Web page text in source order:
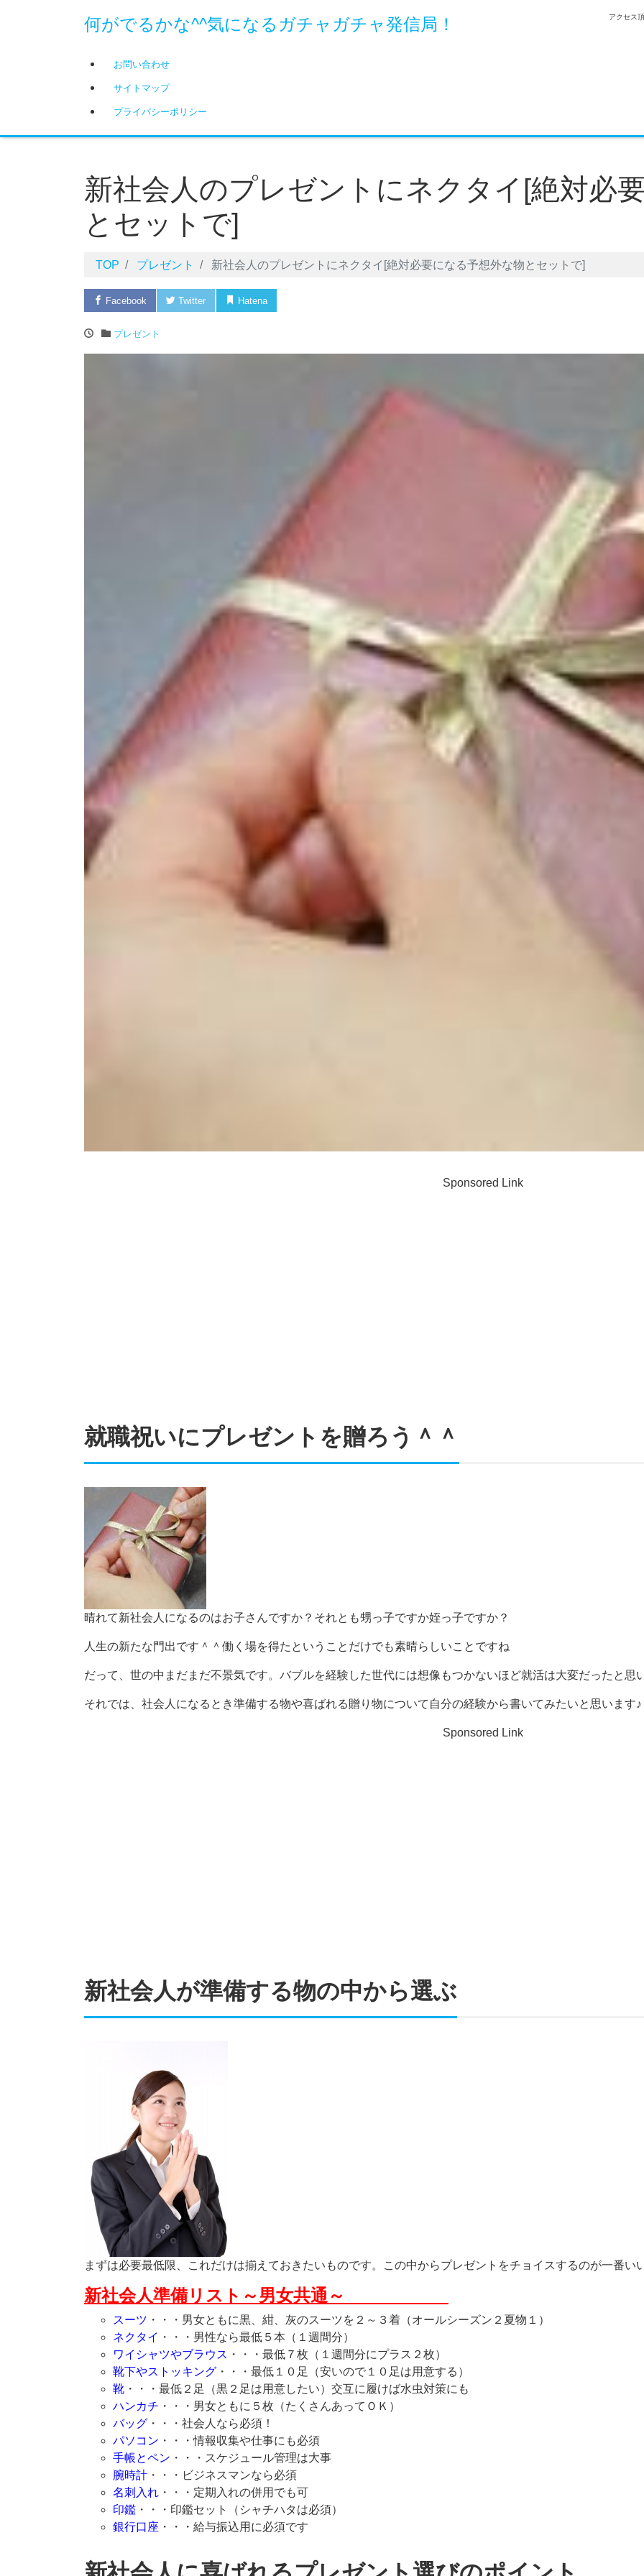
何がでるかな^^気になるガチャガチャ発信局！ アクセス
お問い合わせ
サイトマップ
プライバシーポリシー
新社会人のプレゼントにネクタイ[絶対必
とセットで]
TOP プレゼント 新社会人のプレゼントにネクタイ[絶対必要になる予想外な物とセットで]
Facebook Twitter Hatena
プレゼント
Sponsored Link
就職祝いにプレゼントを贈ろう＾＾
晴れて新社会人になるのはお子さんですか？それとも甥っ子ですか姪っ子ですか？
人生の新たな門出です＾＾働く場を得たということだけでも素晴らしいことですね
だって、世の中まだまだ不景気です。バブルを経験した世代には想像もつかないほど就活は大変だったと思
それでは、社会人になるとき準備する物や喜ばれる贈り物について自分の経験から書いてみたいと思います♪
Sponsored Link
新社会人が準備する物の中から選ぶ
まずは必要最低限、これだけは揃えておきたいものです。この中からプレゼントをチョイスするのが一番い
新社会人準備リスト～男女共通～
スーツ ・・・男女ともに黒、紺、灰のスーツを２～３着（オールシーズン２夏物１）
ネクタイ ・・・男性なら最低５本（１週間分）
ワイシャツやブラウス ・・・最低７枚（１週間分にプラス２枚）
靴下やストッキング ・・・最低１０足（安いので１０足は用意する）
靴 ・・・最低２足（黒２足は用意したい）交互に履けば水虫対策にも
ハンカチ ・・・男女ともに５枚（たくさんあってＯＫ）
バッグ ・・・社会人なら必須！
パソコン ・・・情報収集や仕事にも必須
手帳とペン ・・・スケジュール管理は大事
腕時計 ・・・ビジネスマンなら必須
名刺入れ ・・・定期入れの併用でも可
印鑑 ・・・印鑑セット（シャチハタは必須）
銀行口座 ・・・給与振込用に必須です